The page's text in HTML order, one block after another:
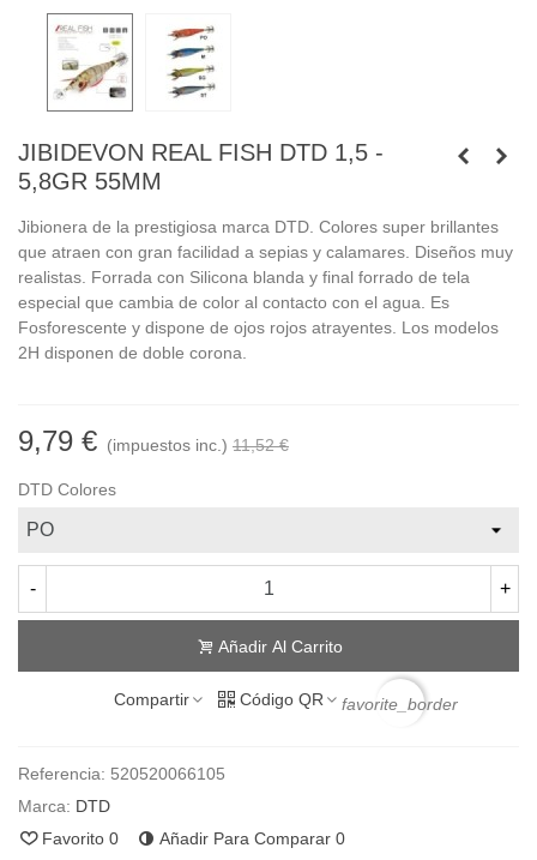
JIBIDEVON REAL FISH DTD 1,5 -
5,8GR 55MM
Jibionera de la prestigiosa marca DTD. Colores super brillantes
que atraen con gran facilidad a sepias y calamares. Diseños muy
realistas. Forrada con Silicona blanda y final forrado de tela
especial que cambia de color al contacto con el agua. Es
Fosforescente y dispone de ojos rojos atrayentes. Los modelos
2H disponen de doble corona.
9,79 € (impuestos inc.) 11,52 €
DTD Colores
- +
Añadir Al Carrito
Compartir Código QR favorite_border
Referencia: 520520066105
Marca: DTD
Favorito 0 Añadir Para Comparar 0